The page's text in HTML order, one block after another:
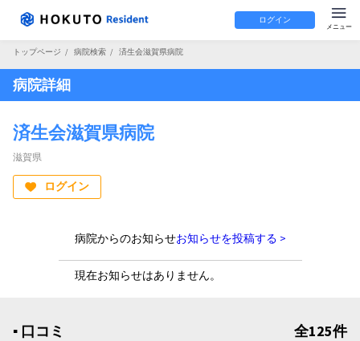
ログイン
トップページ / 病院検索 / 済生会滋賀県病院
病院詳細
済生会滋賀県病院
滋賀県
ログイン
病院からのお知らせお知らせを投稿する >
現在お知らせはありません。
▪︎ 口コミ 全125件